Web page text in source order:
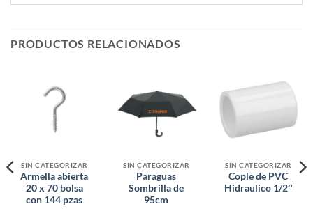
PRODUCTOS RELACIONADOS
SIN CATEGORIZAR
Armella abierta
20 x 70 bolsa
con 144 pzas
SIN CATEGORIZAR
Paraguas
Sombrilla de
95cm
SIN CATEGORIZAR
Cople de PVC
Hidraulico 1/2″